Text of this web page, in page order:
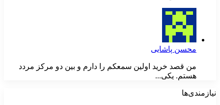
محسن پاشایی
من قصد خرید اولین سمعکم را دارم و بین دو مرکز مردد
هستم. یکی...
نیازمندی‌ها